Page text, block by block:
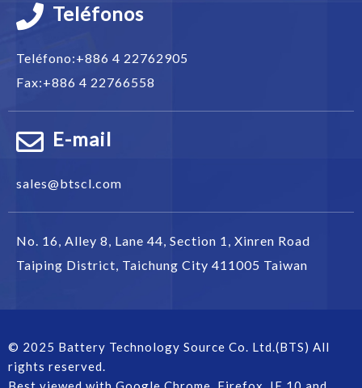
Teléfonos
Teléfono:+886 4 22762905
Fax:+886 4 22766558
E-mail
sales@btscl.com
No. 16, Alley 8, Lane 44, Section 1, Xinren Road
Taiping District Taichung City 411005 Taiwan
© 2025 Battery Technology Source Co. Ltd.(BTS) All
rights reserved.